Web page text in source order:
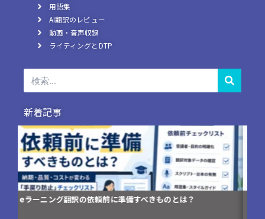
用語集
AI翻訳のレビュー
動画・音声収録
ライティングとDTP
検
索
新着記事
コンプライアンス研修資料の英訳が「伝わらない」3つの理由